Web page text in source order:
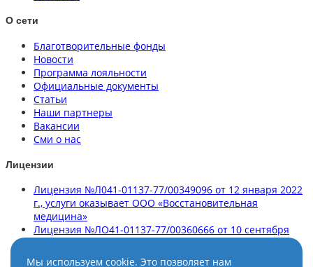
О сети
Благотворительные фонды
Новости
Программа лояльности
Официальные документы
Статьи
Наши партнеры
Вакансии
Сми о нас
Лицензии
Лицензия №Л041-01137-77/00349096 от 12 января 2022
г., услуги оказывает ООО «Восстановительная
медицина»
Лицензия №ЛО41-01137-77/00360666 от 10 сентября
позвоночника»
Мы используем cookie. Это позволяет нам